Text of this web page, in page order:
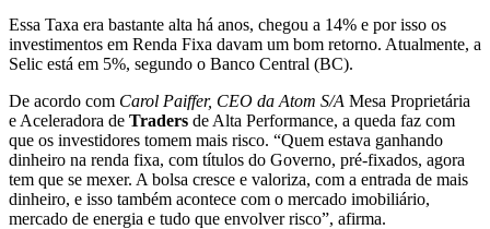
Essa Taxa era bastante alta há anos, chegou a 14% e por isso os
investimentos em Renda Fixa davam um bom retorno. Atualmente, a
Selic está em 5%, segundo o Banco Central (BC).
De acordo com Carol Paiffer, CEO da Atom S/A Mesa Proprietária
e Aceleradora de Traders de Alta Performance, a queda faz com
que os investidores tomem mais risco. “Quem estava ganhando
dinheiro na renda fixa, com títulos do Governo, pré-fixados, agora
tem que se mexer. A bolsa cresce e valoriza, com a entrada de mais
dinheiro, e isso também acontece com o mercado imobiliário,
mercado de energia e tudo que envolver risco”, afirma.